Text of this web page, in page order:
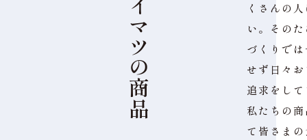
イ
マ
ツ
の
商
品
くさんの
い。その
づくりで
せず日々
追求をし
私たちの
て皆さま